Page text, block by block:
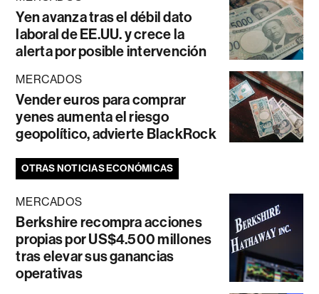
Yen avanza tras el débil dato
laboral de EE.UU. y crece la
alerta por posible intervención
MERCADOS
Vender euros para comprar
yenes aumenta el riesgo
geopolítico, advierte BlackRock
OTRAS NOTICIAS ECONÓMICAS
MERCADOS
Berkshire recompra acciones
propias por US$4.500 millones
tras elevar sus ganancias
operativas